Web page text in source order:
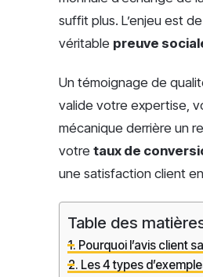
suffit plus. L’enjeu est
véritable preuve
Un témoignage de
valide votre expertise,
mécanique derrière un
votre taux de
une satisfaction client
Table des
Pourquoi l’avis client
Les 4 types